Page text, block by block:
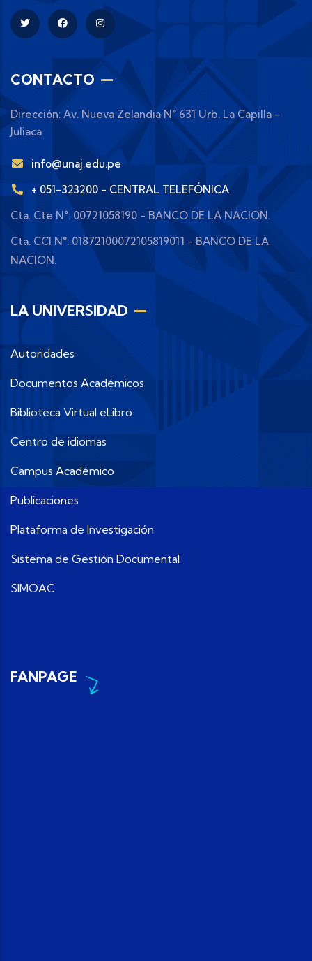
CONTACTO
Dirección: Av. Nueva Zelandia N° 631 Urb. La Capilla -
Juliaca
info@unaj.edu.pe
+ 051-323200 - CENTRAL TELEFÓNICA
Cta. Cte N°: 00721058190 - BANCO DE LA NACION.
Cta. CCI N°: 01872100072105819011 - BANCO DE LA
NACION.
LA UNIVERSIDAD
Autoridades
Documentos Académicos
Biblioteca Virtual eLibro
Centro de idiomas
Campus Académico
Publicaciones
Plataforma de Investigación
Sistema de Gestión Documental
SIMOAC
FANPAGE